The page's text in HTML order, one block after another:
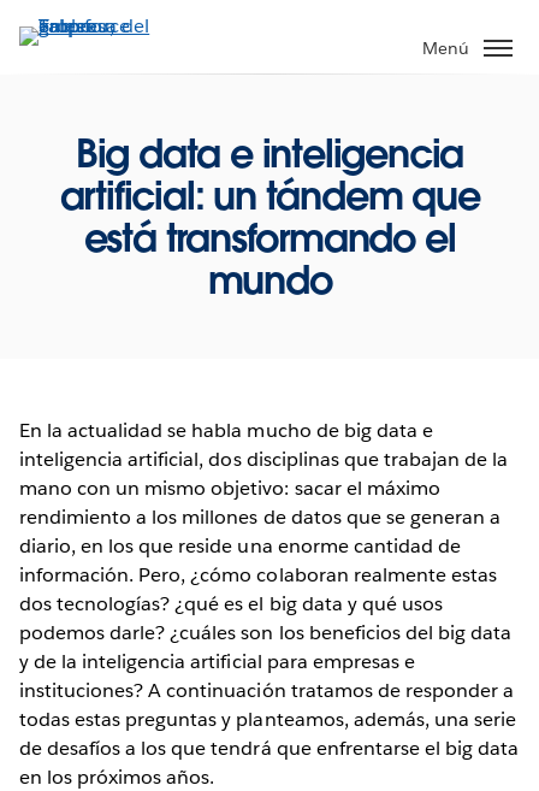
Menú
Big data e inteligencia
artificial: un tándem que
está transformando el
mundo
En la actualidad se habla mucho de big data e
inteligencia artificial, dos disciplinas que trabajan de la
mano con un mismo objetivo: sacar el máximo
rendimiento a los millones de datos que se generan a
diario, en los que reside una enorme cantidad de
información. Pero, ¿cómo colaboran realmente estas
dos tecnologías? ¿qué es el big data y qué usos
podemos darle? ¿cuáles son los beneficios del big data
y de la inteligencia artificial para empresas e
instituciones? A continuación tratamos de responder a
todas estas preguntas y planteamos, además, una serie
de desafíos a los que tendrá que enfrentarse el big data
en los próximos años.